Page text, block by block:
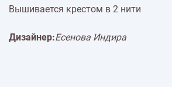
Вышивается крестом в 2 нити
Дизайнер:Есенова Индира